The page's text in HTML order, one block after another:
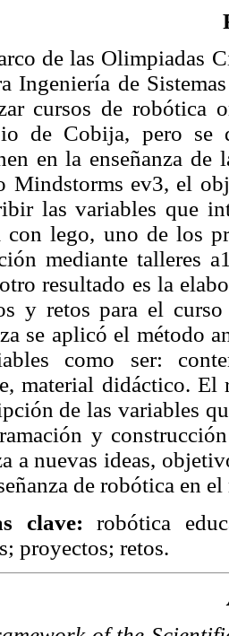
de las Olimpiadas
Ingeniería de
cursos de robótica
de Cobija, pero se
en la enseñanza de
Mindstorms ev3, el
las variables que
con lego, uno de los
mediante talleres
resultado es la
y retos para el
se aplicó el método
como ser:
material didáctico. El
de las variables
y
a nuevas ideas,
de robótica en
clave:robótica
proyectos; retos.